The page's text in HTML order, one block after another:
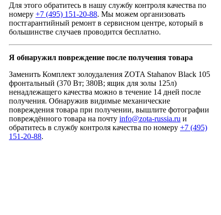
Для этого обратитесь в нашу службу контроля качества по
номеру +7 (495) 151-20-88. Мы можем организовать
постгарантийный ремонт в сервисном центре, который в
большинстве случаев проводится бесплатно.
Я обнаружил повреждение после получения товара
Заменить Комплект золоудаления ZOTA Stahanov Black 105
фронтальный (370 Вт; 380В; ящик для золы 125л)
ненадлежащего качества можно в течение 14 дней после
получения. Обнаружив видимые механические
повреждения товара при получении, вышлите фотографии
повреждённого товара на почту info@zota-russia.ru и
обратитесь в службу контроля качества по номеру +7 (495)
151-20-88.